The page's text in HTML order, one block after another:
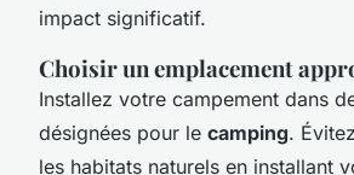
impact significatif.
Choisir un emplacement
Installez votre campement dans
désignées pour le camping.
les habitats naturels en installant